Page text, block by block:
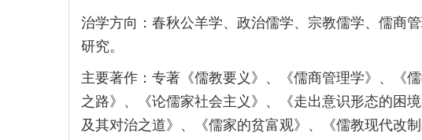
治学方向：春秋公羊学、政治儒学、宗教儒学、儒商
研究。
主要著作：专著《儒教要义》、《儒商管理学》、《
之路》、《论儒家社会主义》、《走出意识形态的困
及其对治之道》、《儒家的贫富观》、《儒教现代改